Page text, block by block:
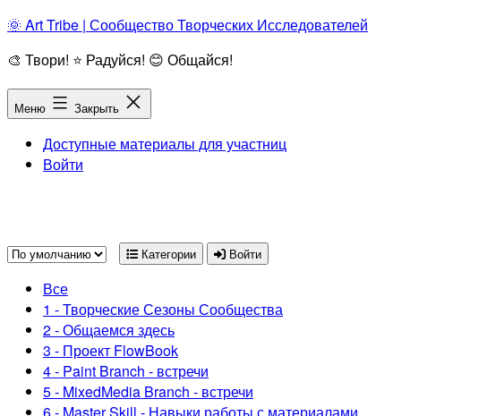
Перейти
содержимому
🌞 Art Tribe | Сообщество Творческих Исследователей
🎨 Твори! ⭐ Радуйся! 😊 Общайся!
Меню Закрыть
Доступные материалы для участниц
Войти
Категории Войти
Все
1 - Творческие Сезоны Сообщества
2 - Общаемся здесь
3 - Проект FlowBook
4 - Paint Branch - встречи
5 - MixedMedia Branch - встречи